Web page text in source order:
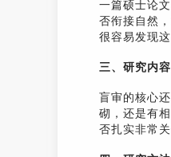
一篇硕士论
否衔接自然
很容易发现这
三、研究内
盲审的核心
砌，还是有
否扎实非常关